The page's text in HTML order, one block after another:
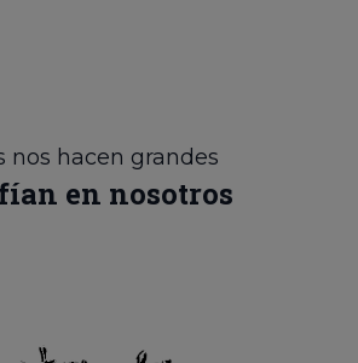
nos hacen grandes
en nosotros